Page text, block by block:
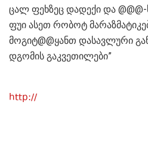
ცალ ფეხზეც დადექი და @@@-
ფუი ასეთ რობოტ
მოგიტ@@ყანთ დასავლური
დგომის გაკვეთილები”
http://